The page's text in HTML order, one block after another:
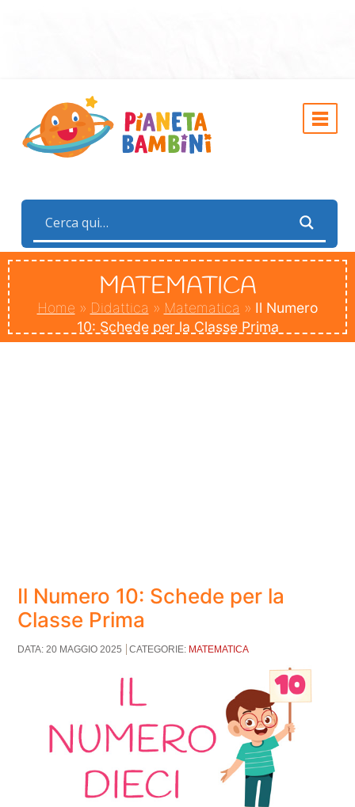
MATEMATICA
Home » Didattica » Matematica » Il Numero
10: Schede per la Classe Prima
Il Numero 10: Schede per la
Classe Prima
DATA: 20 MAGGIO 2025 CATEGORIE: MATEMATICA